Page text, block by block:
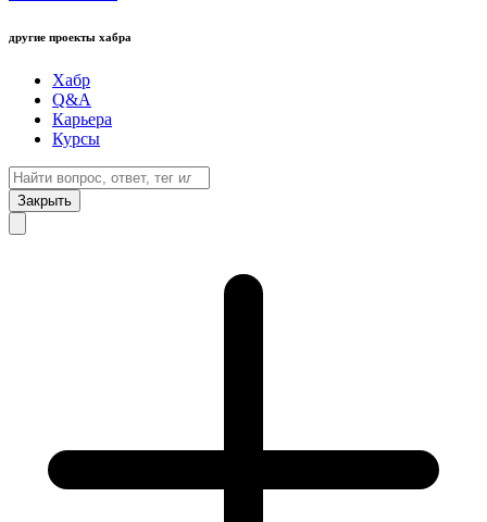
другие проекты хабра
Хабр
Q&A
Карьера
Курсы
Закрыть